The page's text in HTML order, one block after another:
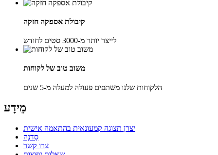
קיבולת אספקה ​​חזקה
לייצר יותר מ-3000 סטים לחודש
משוב טוב של לקוחות
הלקוחות שלנו משתפים פעולה למעלה מ-5 שנים
מֵידָע
יצרן תצוגה קמעונאית בהתאמה אישית
סַדנָה
צרו קשר